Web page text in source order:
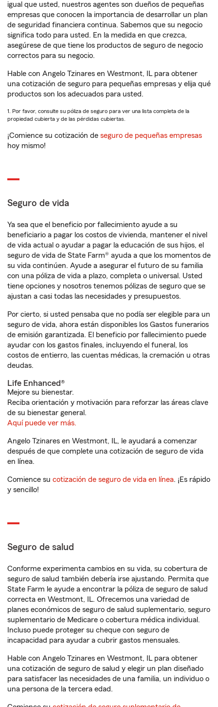
igual que usted, nuestros agentes son dueños de pequeñas
empresas que conocen la importancia de desarrollar un plan
de seguridad financiera continua. Sabemos que su negocio
significa todo para usted. En la medida en que crezca,
asegúrese de que tiene los productos de seguro de negocio
correctos para su negocio.
Hable con Angelo Tzinares en Westmont, IL para obtener
una cotización de seguro para pequeñas empresas y elija qué
productos son los adecuados para usted.
1. Por favor, consulte su póliza de seguro para ver una lista completa de la
propiedad cubierta y de las pérdidas cubiertas.
¡Comience su cotización de seguro de pequeñas empresas
hoy mismo!
Seguro de vida
Ya sea que el beneficio por fallecimiento ayude a su
beneficiario a pagar los costos de vivienda, mantener el nivel
de vida actual o ayudar a pagar la educación de sus hijos, el
seguro de vida de State Farm® ayuda a que los momentos de
su vida continúen. Ayude a asegurar el futuro de su familia
con una póliza de vida a plazo, completa o universal. Usted
tiene opciones y nosotros tenemos pólizas de seguro que se
ajustan a casi todas las necesidades y presupuestos.
Por cierto, si usted pensaba que no podía ser elegible para un
seguro de vida, ahora están disponibles los Gastos funerarios
de emisión garantizada. El beneficio por fallecimiento puede
ayudar con los gastos finales, incluyendo el funeral, los
costos de entierro, las cuentas médicas, la cremación u otras
deudas.
Life Enhanced®
Mejore su bienestar.
Reciba orientación y motivación para reforzar las áreas clave
de su bienestar general.
Aquí puede ver más.
Angelo Tzinares en Westmont, IL, le ayudará a comenzar
después de que complete una cotización de seguro de vida
en línea.
Comience su cotización de seguro de vida en línea. ¡Es rápido
y sencillo!
Seguro de salud
Conforme experimenta cambios en su vida, su cobertura de
seguro de salud también debería irse ajustando. Permita que
State Farm le ayude a encontrar la póliza de seguro de salud
correcta en Westmont, IL. Ofrecemos una variedad de
planes económicos de seguro de salud suplementario, seguro
suplementario de Medicare o cobertura médica individual.
Incluso puede proteger su cheque con seguro de
incapacidad para ayudar a cubrir gastos mensuales.
Hable con Angelo Tzinares en Westmont, IL para obtener
una cotización de seguro de salud y elegir un plan diseñado
para satisfacer las necesidades de una familia, un individuo o
una persona de la tercera edad.